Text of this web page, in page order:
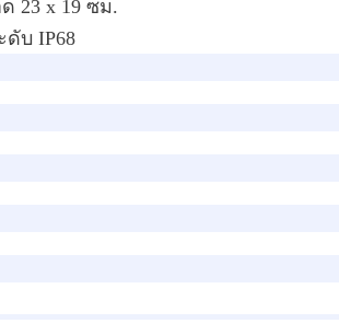
23 x 19 ซม.
ดับ IP68